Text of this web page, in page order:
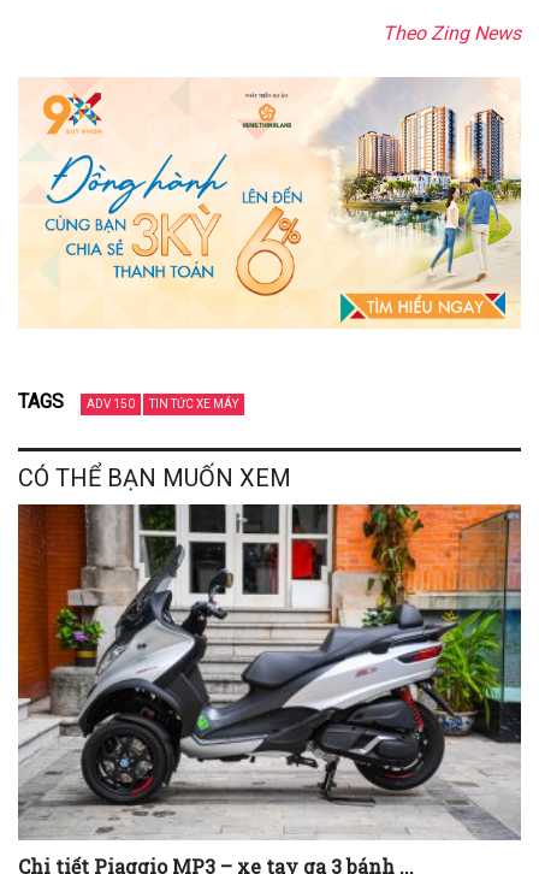
Theo Zing News
TAGS ADV 150 TIN TỨC XE MÁY
CÓ THỂ BẠN MUỐN XEM
Chi tiết Piaggio MP3 – xe tay ga 3 bánh ...